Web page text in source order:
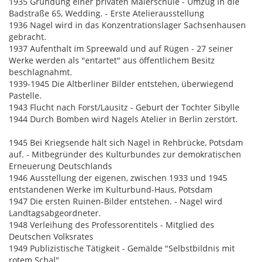
Badstraße 65, Wedding. - Erste Atelierausstellung
1936 Nagel wird in das Konzentrationslager Sachsenhausen
gebracht.
1937 Aufenthalt im Spreewald und auf Rügen - 27 seiner
Werke werden als "entartet" aus öffentlichem Besitz
beschlagnahmt.
1939-1945 Die Altberliner Bilder entstehen, überwiegend
Pastelle.
1943 Flucht nach Forst/Lausitz - Geburt der Tochter Sibylle
1944 Durch Bomben wird Nagels Atelier in Berlin zerstört.
1945 Bei Kriegsende hält sich Nagel in Rehbrücke, Potsdam
auf. - Mitbegründer des Kulturbundes zur demokratischen
Erneuerung Deutschlands
1946 Ausstellung der eigenen, zwischen 1933 und 1945
entstandenen Werke im Kulturbund-Haus, Potsdam
1947 Die ersten Ruinen-Bilder entstehen. - Nagel wird
Landtagsabgeordneter.
1948 Verleihung des Professorentitels - Mitglied des
Deutschen Volksrates
1949 Publizistische Tätigkeit - Gemälde "Selbstbildnis mit